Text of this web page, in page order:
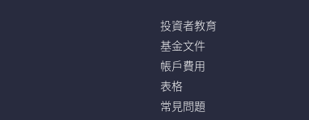
投資者教育
基金文件
帳戶費用
表格
常見問題